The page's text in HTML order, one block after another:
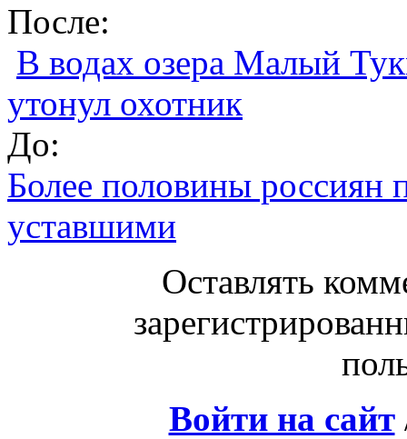
После:
В водах озера Малый
утонул охотник
До:
Более половины россиян
уставшими
Оставлять
Войти на сайт